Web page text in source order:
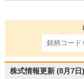
株式情報更新 (8月7日)